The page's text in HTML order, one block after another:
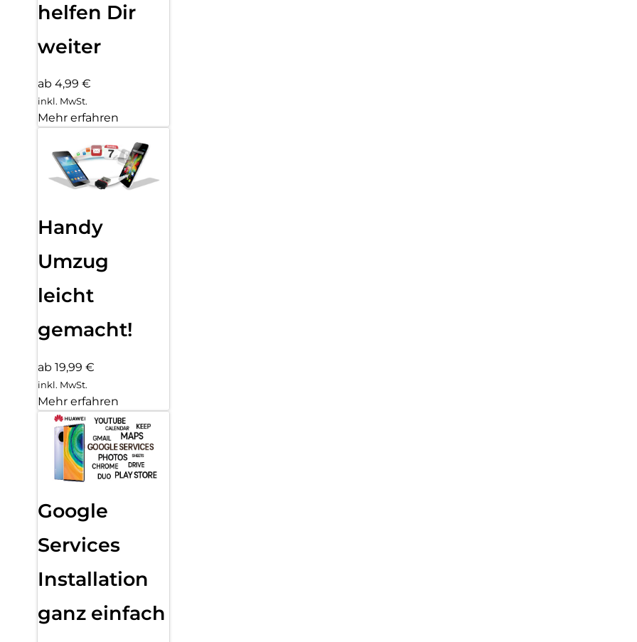
helfen Dir
weiter
ab 4,99 €
inkl. MwSt.
Mehr erfahren
Handy
Umzug
leicht
gemacht!
ab 19,99 €
inkl. MwSt.
Mehr erfahren
Google
Services
Installation
ganz einfach